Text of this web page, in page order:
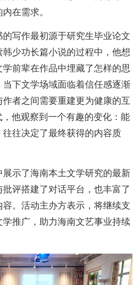
在需求。
写作最初源于研究生毕业论文
少功长篇小说的过程中，他想
前辈在作品中埋藏了怎样的思
下文学场域面临着信任感逐渐
者之间需要重建更为健康的互
他观察到一个有趣的变化：能
往决定了最终获得的内容质
展示了海南本土文学研究的最新
评搭建了对话平台，也丰富了
。活动主办方表示，将继续支
推广，助力海南文艺事业持续